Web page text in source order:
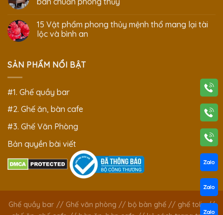
15 Vật phẩm phong thủy mệnh thổ mang lại tài
lộc và bình an
SẢN PHẨM NỔI BẬT
#1. Ghế quầy bar
#2. Ghế ăn, bàn cafe
#3. Ghế Văn Phòng
Bản quyền bài viết
Ghế quầy bar// Ghế văn phòng // bộ bàn ghế// ghế tolix//